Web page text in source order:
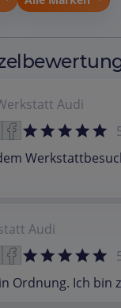
Audi
Audi
Ordnung. Ich bin